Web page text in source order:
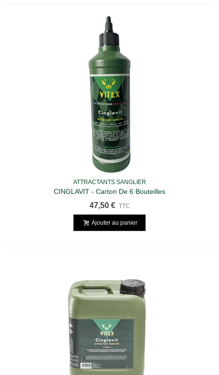
ATTRACTANTS SANGLIER
CINGLAVIT - Carton De 6 Bouteilles
47,50 € TTC
Ajouter au panier